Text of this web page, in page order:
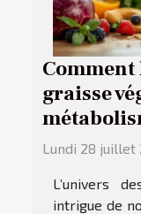
graisse
Lundi 28 juillet
L’univers
intrigue de